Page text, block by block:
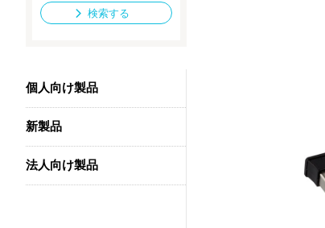
法人向け製品
検索する
個人向け製品
新製品
法人向け製品